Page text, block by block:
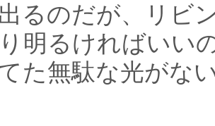
るのだが、リビ
明るければいい
た無駄な光がな